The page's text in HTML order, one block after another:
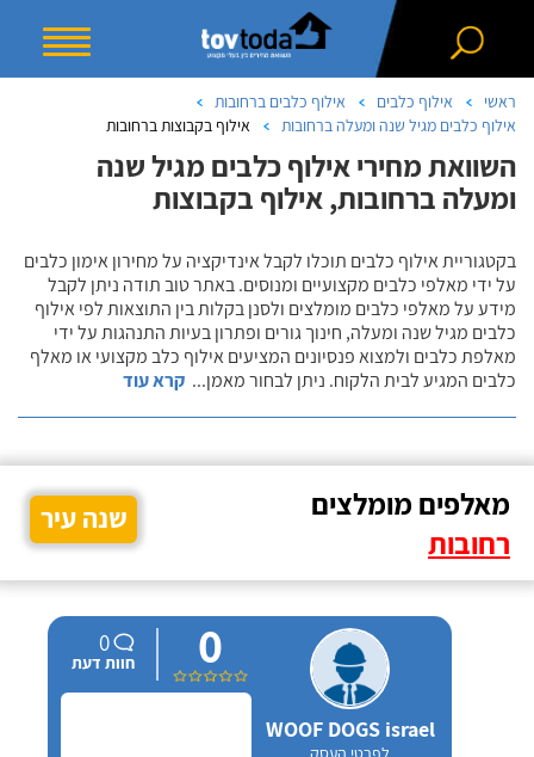
ראשי אילוף כלבים
אילוף כלבים ברחובות
אילוף כלבים מגיל שנה ומעלה ברחובות
אילוף בקבוצות ברחובות
השוואת מחירי אילוף כלבים מגיל שנה
ומעלה ברחובות, אילוף בקבוצות
בקטגוריית אילוף כלבים תוכלו לקבל אינדיקציה על מחירון אימון כלבים
על ידי מאלפי כלבים מקצועיים ומנוסים. באתר טוב תודה ניתן לקבל
מידע על מאלפי כלבים מומלצים ולסנן בקלות בין התוצאות לפי אילוף
כלבים מגיל שנה ומעלה, חינוך גורים ופתרון בעיות התנהגות על ידי
מאלפת כלבים ולמצוא פנסיונים המציעים אילוף כלב מקצועי או מאלף
כלבים המגיע לבית הלקוח. ניתן לבחור מאמן... קרא עוד
מאלפים מומלצים
רחובות
שנה עיר
WOOF DOGS israel
0
0
חוות דעת